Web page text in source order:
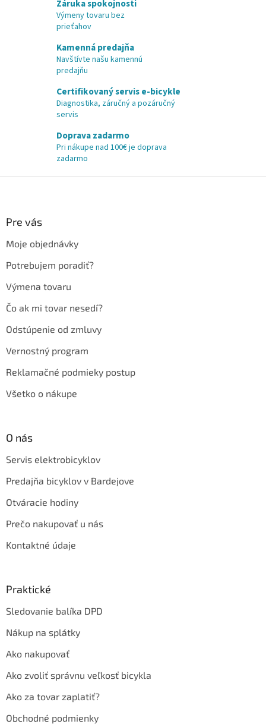
Záruka spokojnosti
Výmeny tovaru bez
prieťahov
Kamenná predajňa
Navštívte našu kamennú
predajňu
Certifikovaný servis e-bicykle
Diagnostika, záručný a pozáručný
servis
Doprava zadarmo
Pri nákupe nad 100€ je doprava
zadarmo
Pre vás
Moje objednávky
Potrebujem poradiť?
Výmena tovaru
Čo ak mi tovar nesedí?
Odstúpenie od zmluvy
Vernostný program
Reklamačné podmieky postup
Všetko o nákupe
O nás
Servis elektrobicyklov
Predajňa bicyklov v Bardejove
Otváracie hodiny
Prečo nakupovať u nás
Kontaktné údaje
Praktické
Sledovanie balíka DPD
Nákup na splátky
Ako nakupovať
Ako zvoliť správnu veľkosť bicykla
Ako za tovar zaplatiť?
Obchodné podmienky